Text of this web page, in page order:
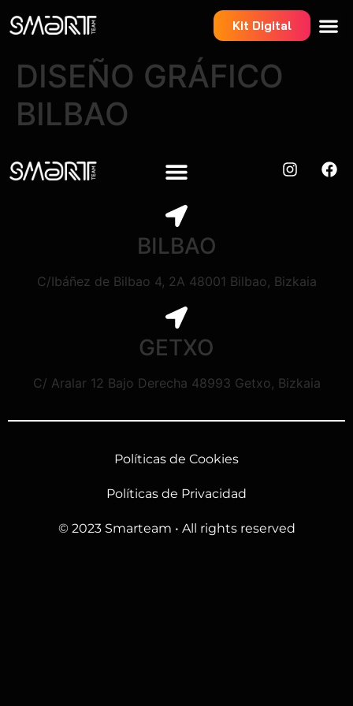
Kit Digital
DISEÑO GRÁFICO
BILBAO
BILBAO
C/Ibáñez de Bilbao 4, 2A 48001 Bilbao, Bizkaia
GETXO
C/ Aralar 12 Bajo Derecha 48993 Getxo, Bizkaia
Políticas de Cookies
Políticas de Privacidad
© 2023 Smarteam • All rights reserved